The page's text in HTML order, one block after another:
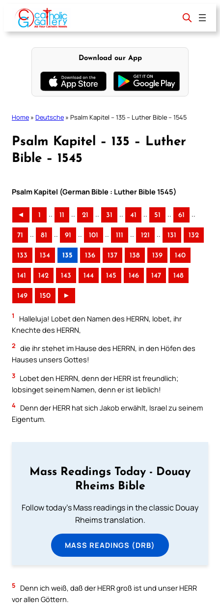
content
Download our App
Home » Deutsche » Psalm Kapitel – 135 – Luther Bible – 1545
Psalm Kapitel – 135 – Luther
Bible – 1545
Psalm Kapitel (German Bible : Luther Bible 1545)
◄ 1 .. 11 .. 21 .. 31 .. 41 .. 51 .. 61 ..
71 .. 81 .. 91 .. 101 .. 111 .. 121 .. 131 132
133 134 135 136 137 138 139 140
141 142 143 144 145 146 147 148
149 150 ►
1
Halleluja! Lobet den Namen des HERRN, lobet, ihr
Knechte des HERRN,
2 die ihr stehet im Hause des HERRN, in den Höfen des
Hauses unsers Gottes!
3 Lobet den HERRN, denn der HERR ist freundlich;
lobsinget seinem Namen, denn er ist lieblich!
4 Denn der HERR hat sich Jakob erwählt, Israel zu seinem
Eigentum.
Mass Readings Today - Douay
Rheims Bible
Follow today's Mass readings in the classic Douay
Rheims translation.
MASS READINGS (DRB)
5
Denn ich weiß, daß der HERR groß ist und unser HERR
vor allen Göttern.